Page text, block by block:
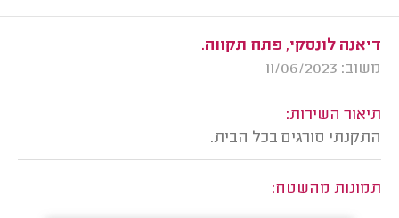
דיאנה לונסקי, פתח תקווה.
משוב: 11/06/2023
תיאור השירות:
התקנתי סורגים בכל הבית.
תמונות מהשטח: